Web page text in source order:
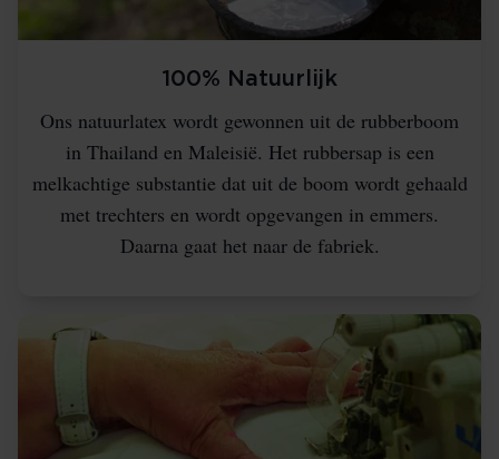
100% Natuurlijk
Ons natuurlatex wordt gewonnen uit de rubberboom
in Thailand en Maleisië. Het rubbersap is een
melkachtige substantie dat uit de boom wordt gehaald
met trechters en wordt opgevangen in emmers.
Daarna gaat het naar de fabriek.